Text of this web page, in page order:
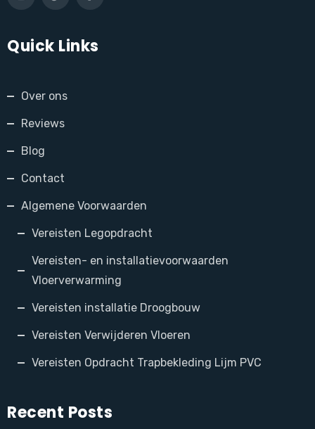
Quick Links
Over ons
Reviews
Blog
Contact
Algemene Voorwaarden
Vereisten Legopdracht
Vereisten- en installatievoorwaarden
Vloerverwarming
Vereisten installatie Droogbouw
Vereisten Verwijderen Vloeren
Vereisten Opdracht Trapbekleding Lijm PVC
Recent Posts